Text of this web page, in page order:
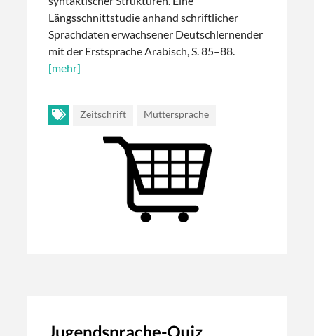
Längsschnittstudie anhand schriftlicher
Sprachdaten erwachsener Deutschlernender
mit der Erstsprache Arabisch, S. 85–88.
[mehr]
Zeitschrift Muttersprache